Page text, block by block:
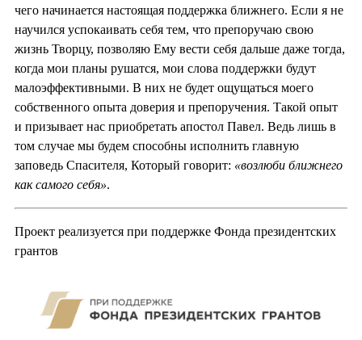
чего начинается настоящая поддержка ближнего. Если я не
научился успокаивать себя тем, что препоручаю свою
жизнь Творцу, позволяю Ему вести себя дальше даже тогда,
когда мои планы рушатся, мои слова поддержки будут
малоэффективными. В них не будет ощущаться моего
собственного опыта доверия и препоручения. Такой опыт
и призывает нас приобретать апостол Павел. Ведь лишь в
том случае мы будем способны исполнить главную
заповедь Спасителя, Который говорит: «возлюби ближнего
как самого себя».
Проект реализуется при поддержке Фонда президентских
грантов